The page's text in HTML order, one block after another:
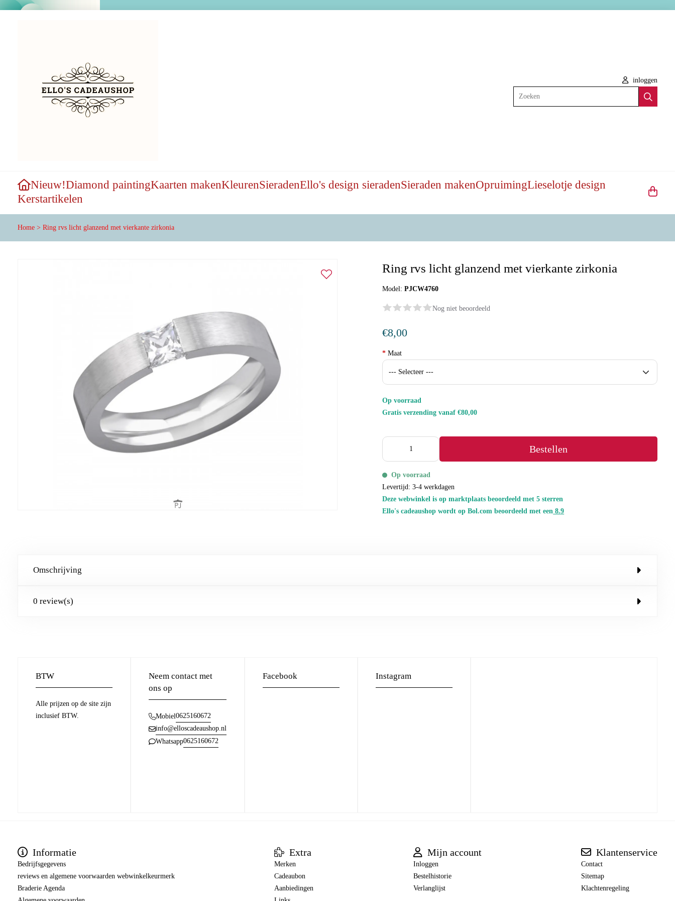
inloggen
Zoeken
Nieuw!Diamond paintingKaarten makenKleurenSieradenEllo's design sieradenSieraden makenOpruimingLieselotje design
Kerstartikelen
Home > Ring rvs licht glanzend met vierkante zirkonia
Ring rvs licht glanzend met vierkante zirkonia
Model:PJCW4760
Nog niet beoordeeld
€8,00
* Maat
Op voorraad
Gratis verzending vanaf €80,00
Bestellen
Op voorraad
Levertijd: 3-4 werkdagen
Deze webwinkel is op marktplaats beoordeeld met 5 sterren
Ello's cadeaushop wordt op Bol.com beoordeeld met een 8.9
Omschrijving
0 review(s)
BTW
Alle prijzen op de site zijn
inclusief BTW.
Neem contact met
ons op
Mobiel0625160672
info@elloscadeaushop.nl
Whatsapp0625160672
Facebook Instagram
Informatie
Bedrijfsgegevens
reviews en algemene voorwaarden webwinkelkeurmerk
Braderie Agenda
Extra
Merken
Cadeaubon
Aanbiedingen
Mijn account
Inloggen
Bestelhistorie
Verlanglijst
Klantenservice
Contact
Sitemap
Klachtenregeling